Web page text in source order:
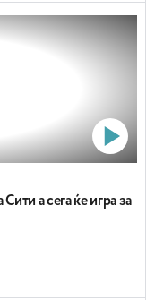
а сега ќе игра за